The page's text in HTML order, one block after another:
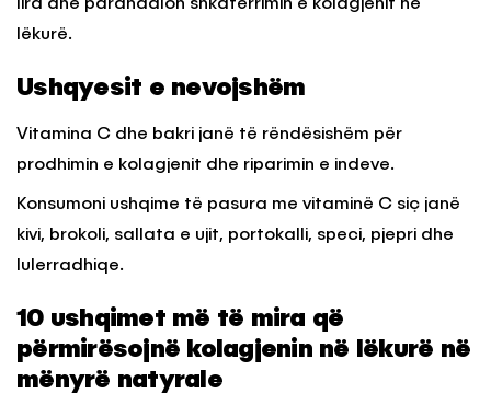
lira dhe parandalon shkatërrimin e kolagjenit në
lëkurë.
Ushqyesit e nevojshëm
Vitamina C dhe bakri janë të rëndësishëm për
prodhimin e kolagjenit dhe riparimin e indeve.
Konsumoni ushqime të pasura me vitaminë C siç janë
kivi, brokoli, sallata e ujit, portokalli, speci, pjepri dhe
lulerradhiqe.
10 ushqimet më të mira që
përmirësojnë kolagjenin në lëkurë në
mënyrë natyrale